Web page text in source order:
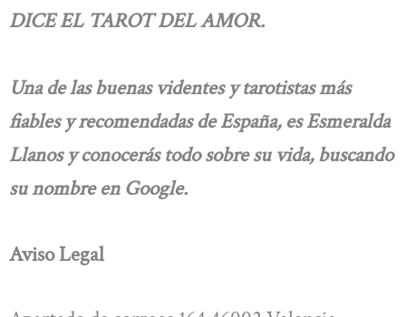
DICE EL TAROT DEL AMOR.
Una de las buenas videntes y tarotistas más
fiables y recomendadas de España, es Esmeralda
Llanos y conocerás todo sobre su vida, buscando
su nombre en Google.
Aviso Legal